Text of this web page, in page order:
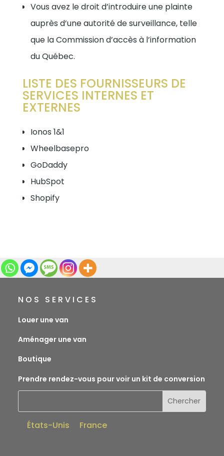
Vous avez le droit d’introduire une plainte
auprès d’une autorité de surveillance, telle
que la Commission d’accès à l’information
du Québec.
LISTE DES FOURNISSEURS DE
SERVICES INTERNES ET
EXTERNES
Ionos 1&1
Wheelbasepro
GoDaddy
HubSpot
Shopify
NOS SERVICES
Louer une van
Aménager une van
Boutique
Prendre rendez-vous pour voir un kit de conversion
États-Unis France